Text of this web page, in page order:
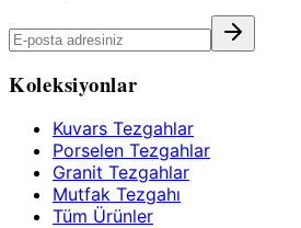
Koleksiyonlar
Kuvars Tezgahlar
Porselen Tezgahlar
Granit Tezgahlar
Mutfak Tezgahı
Tüm Ürünler